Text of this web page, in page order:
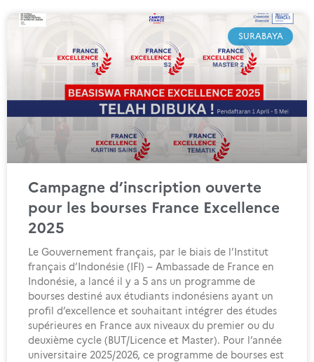
SURABAYA
Campagne d’inscription ouverte
pour les bourses France Excellence
2025
Le Gouvernement français, par le biais de l’Institut
français d’Indonésie (IFI) – Ambassade de France en
Indonésie, a lancé il y a 5 ans un programme de
bourses destiné aux étudiants indonésiens ayant un
profil d’excellence et souhaitant intégrer des études
supérieures en France aux niveaux du premier ou du
deuxième cycle (BUT/Licence et Master). Pour l’année
universitaire 2025/2026, ce programme de bourses est